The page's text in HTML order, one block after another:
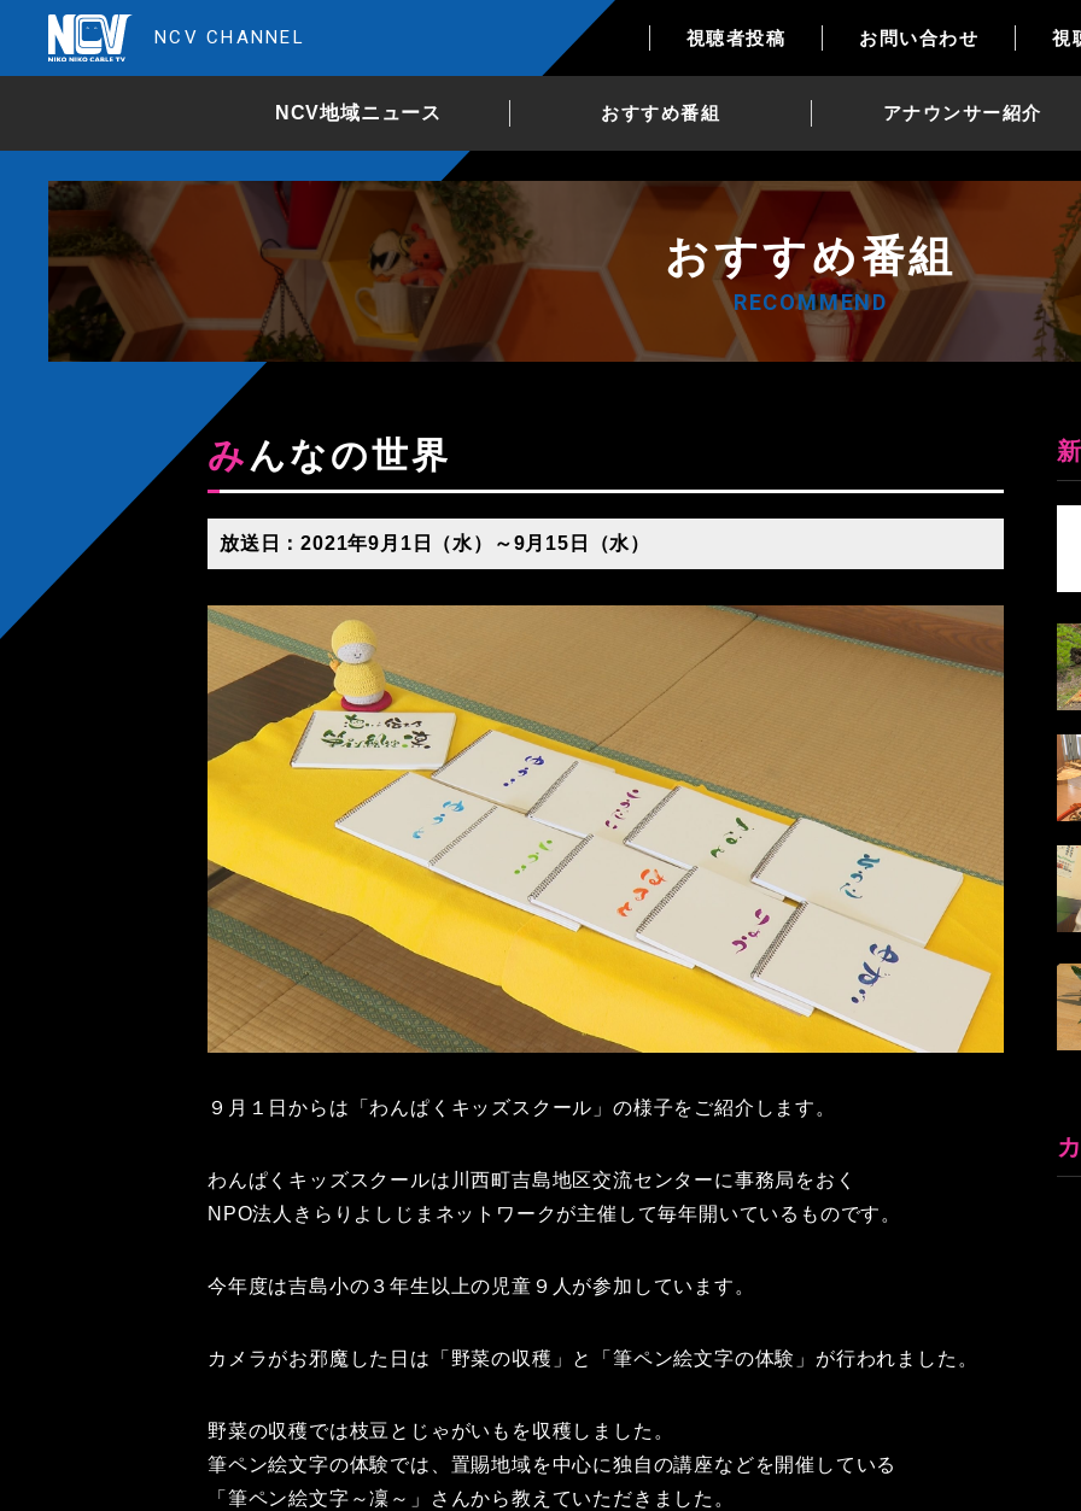
NCV CHANNEL 視聴者投稿 お問い合わせ 視
NCV地域ニュース おすすめ番組 アナウンサー紹介
おすすめ番組
RECOMMEND
みんなの世界
放送日：2021年9月1日（水）～9月15日（水）
９月１日からは「わんぱくキッズスクール」の様子をご紹介します。
わんぱくキッズスクールは川西町吉島地区交流センターに事務局をおく
NPO法人きらりよしじまネットワークが主催して毎年開いているものです。
今年度は吉島小の３年生以上の児童９人が参加しています。
カメラがお邪魔した日は「野菜の収穫」と「筆ペン絵文字の体験」が行われました。
野菜の収穫では枝豆とじゃがいもを収穫しました。
筆ペン絵文字の体験では、置賜地域を中心に独自の講座などを開催している
「筆ペン絵文字～凜～」さんから教えていただきました。